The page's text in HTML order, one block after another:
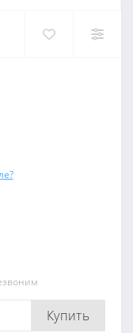
Купить